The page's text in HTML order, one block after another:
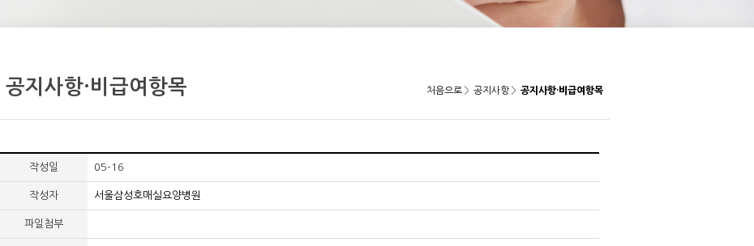
공지사항·비급여항목 처음으로 공지사항 공지사항·비급여항목
작성일 05-16
작성자 서울삼성호매실요양병원
파일첨부